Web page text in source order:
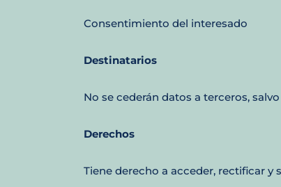
Consentimiento del interesado
Destinatarios
No se cederán datos a terceros,
Derechos
Tiene derecho a acceder, rectificar y